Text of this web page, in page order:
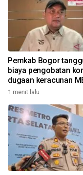
Pemkab Bogor
biaya pengobatan
dugaan keracunan
Dramaga
1 menit lalu